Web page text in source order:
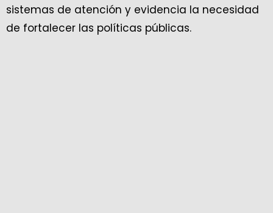
sistemas de atención y evidencia la necesidad
de fortalecer las políticas públicas.